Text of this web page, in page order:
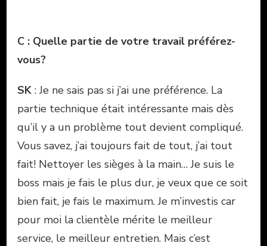
C : Quelle partie de votre travail préférez-
vous?
SK : Je ne sais pas si j’ai une préférence. La
partie technique était intéressante mais dès
qu’il y a un problème tout devient compliqué.
Vous savez, j’ai toujours fait de tout, j’ai tout
fait! Nettoyer les sièges à la main… Je suis le
boss mais je fais le plus dur, je veux que ce soit
bien fait, je fais le maximum. Je m’investis car
pour moi la clientèle mérite le meilleur
service, le meilleur entretien. Mais c’est